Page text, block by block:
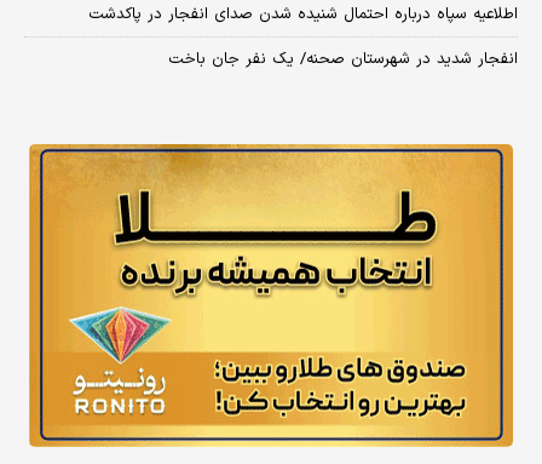
اطلاعیه سپاه درباره احتمال شنیده شدن صدای انفجار در پاکدشت
انفجار شدید در شهرستان صحنه/ یک نفر جان باخت